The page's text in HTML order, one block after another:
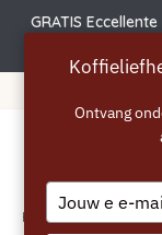
GRATIS
Home
Ontvang
Type
your